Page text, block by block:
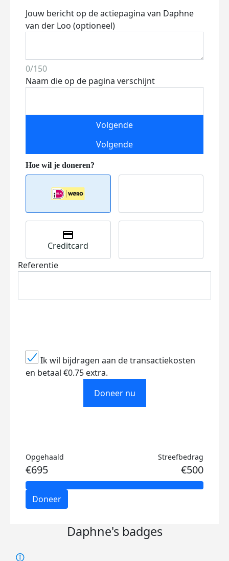
Jouw bericht op de actiepagina van Daphne
van der Loo (optioneel)
0/150
Naam die op de pagina verschijnt
Volgende
Volgende
Creditcard
Referentie
Ik wil bijdragen aan de transactiekosten
en betaal €0.75 extra.
Doneer nu
Opgehaald
€695
Streefbedrag
€500
Doneer
Daphne's badges